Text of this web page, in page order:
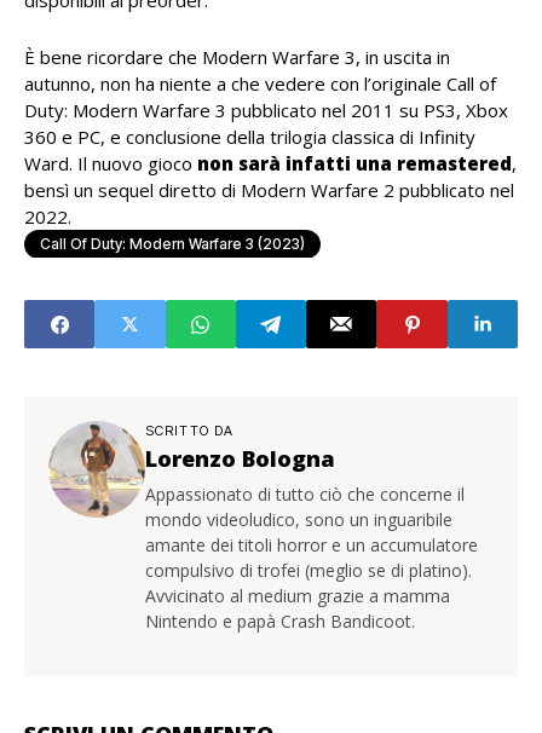
È bene ricordare che Modern Warfare 3, in uscita in
autunno, non ha niente a che vedere con l’originale Call of
Duty: Modern Warfare 3 pubblicato nel 2011 su PS3, Xbox
360 e PC, e conclusione della trilogia classica di Infinity
Ward. Il nuovo gioco non sarà infatti una remastered,
bensì un sequel diretto di Modern Warfare 2 pubblicato nel
2022.
Call Of Duty: Modern Warfare 3 (2023)
SCRITTO DA
Lorenzo Bologna
Appassionato di tutto ciò che concerne il
mondo videoludico, sono un inguaribile
amante dei titoli horror e un accumulatore
compulsivo di trofei (meglio se di platino).
Avvicinato al medium grazie a mamma
Nintendo e papà Crash Bandicoot.